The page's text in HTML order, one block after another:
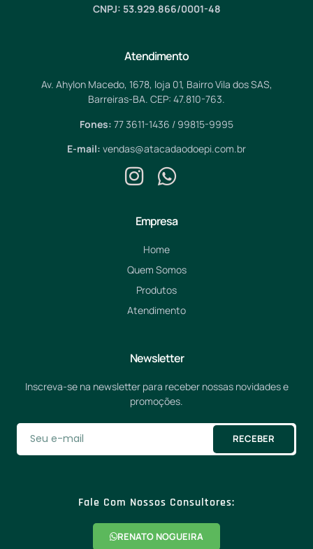
CNPJ: 53.929.866/0001-48
Atendimento
Av. Ahylon Macedo, 1678, loja 01, Bairro Vila dos SAS,
Barreiras-BA. CEP: 47.810-763.
Fones: 77 3611-1436 / 99815-9995
E-mail: vendas@atacadaodoepi.com.br
Empresa
Home
Quem Somos
Produtos
Atendimento
Newsletter
Inscreva-se na newsletter para receber nossas novidades e
promoções.
RECEBER
Fale Com Nossos Consultores:
RENATO NOGUEIRA